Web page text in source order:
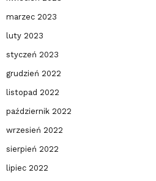
marzec 2023
luty 2023
styczeń 2023
grudzień 2022
listopad 2022
październik 2022
wrzesień 2022
sierpień 2022
lipiec 2022